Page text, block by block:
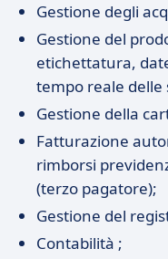
Gestione degli
Gestione del
etichettatura,
tempo reale delle
Gestione della
Fatturazione
rimborsi
(terzo pagatore);
Gestione del
Contabilità ;